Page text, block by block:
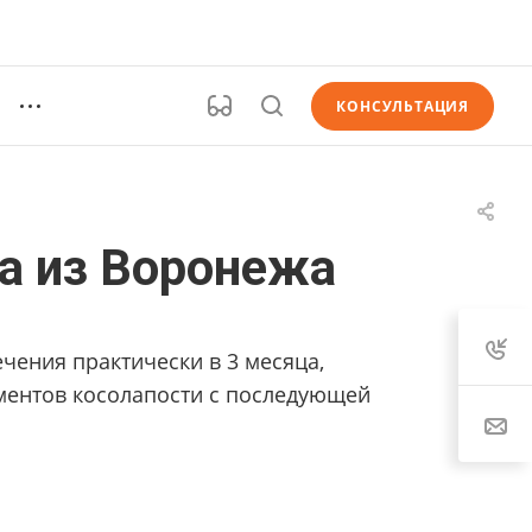
КОНСУЛЬТАЦИЯ
из Воронежа
практически в 3 месяца,
косолапости с последующей